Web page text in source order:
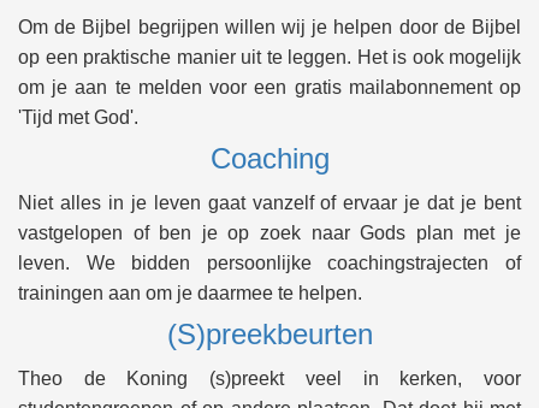
Om de Bijbel begrijpen willen wij je helpen door de Bijbel
op een praktische manier uit te leggen. Het is ook mogelijk
om je aan te melden voor een gratis mailabonnement op
'Tijd met God'.
Coaching
Niet alles in je leven gaat vanzelf of ervaar je dat je bent
vastgelopen of ben je op zoek naar Gods plan met je
leven. We bidden persoonlijke coachingstrajecten of
trainingen aan om je daarmee te helpen.
(S)preekbeurten
Theo de Koning (s)preekt veel in kerken, voor